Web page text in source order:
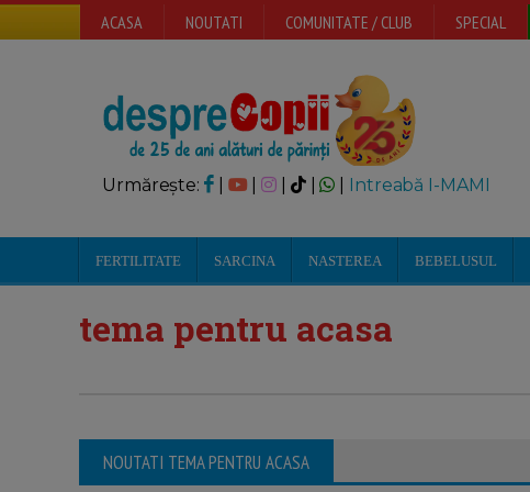
ACASA NOUTATI COMUNITATE / CLUB SPECIAL
Urmărește: | | Intreabă I-MAMI
FERTILITATE SARCINA NASTEREA BEBELUSUL
tema pentru acasa
NOUTATI TEMA PENTRU ACASA